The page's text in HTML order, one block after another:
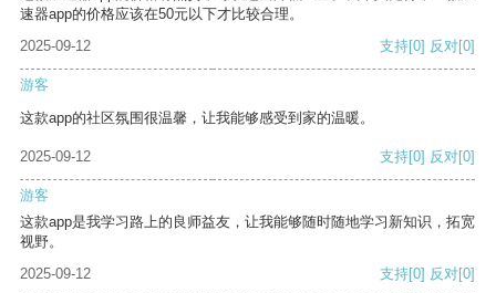
速器app的价格应该在50元以下才比较合理。
2025-09-12
支持[0] 反对[0]
游客
这款app的社区氛围很温馨，让我能够感受到家的温暖。
2025-09-12 支持[0] 反对[0]
游客
这款app是我学习路上的良师益友，让我能够随时随地学习新知识，拓宽
视野。
2025-09-12
支持[0] 反对[0]